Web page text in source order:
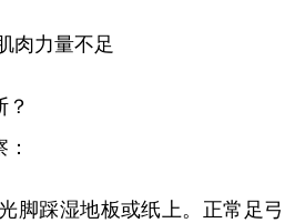
海南 重庆
力量不足
踩湿地板或纸上。正常足弓